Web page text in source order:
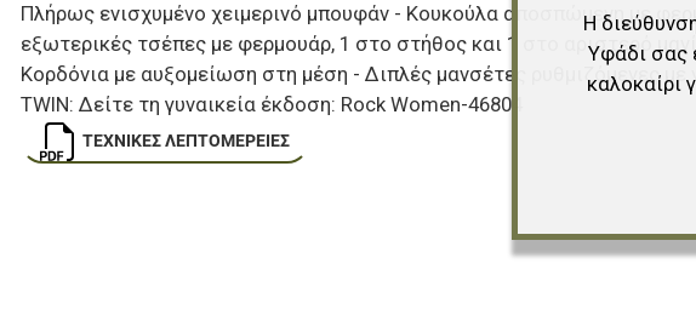
Πλήρως ενισχυμένο χειμερινό μπουφάν - Κουκούλα αποσπώμενη με
εξωτερικές τσέπες με φερμουάρ, 1 στο στήθος και 1 στο αριστερό
Κορδόνια με αυξομείωση στη μέση - Διπλές μανσέτες ρυθμιζόμενες
TWIN: Δείτε τη γυναικεία έκδοση: Rock Women-46804
ΤΕΧΝΙΚΈΣ ΛΕΠΤΟΜΈΡΕΙΕΣ
Η
Υφάδι σας
καλοκαίρι